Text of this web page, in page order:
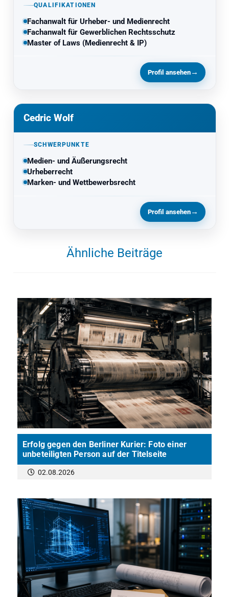
QUALIFIKATIONEN
Fachanwalt für Urheber- und Medienrecht
Fachanwalt für Gewerblichen Rechtsschutz
Master of Laws (Medienrecht & IP)
Profil ansehen→
Cedric Wolf
SCHWERPUNKTE
Medien- und Äußerungsrecht
Urheberrecht
Marken- und Wettbewerbsrecht
Profil ansehen→
Ähnliche Beiträge
Erfolg gegen den Berliner Kurier: Foto einer
unbeteiligten Person auf der Titelseite
02.08.2026